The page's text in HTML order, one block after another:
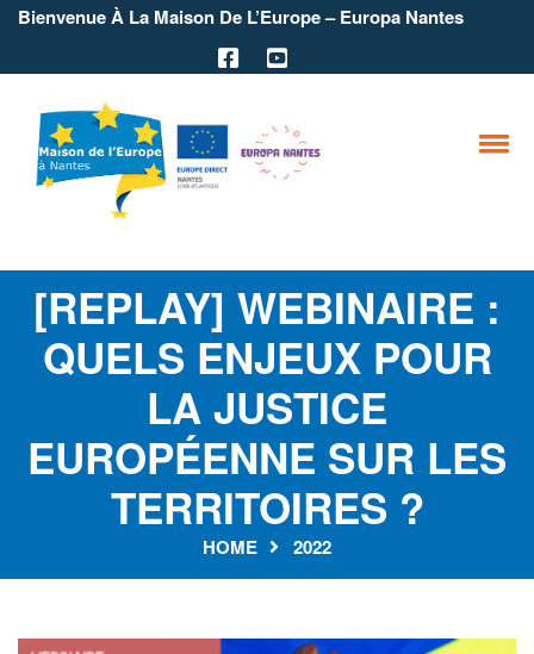
Bienvenue À La Maison De L’Europe – Europa Nantes
[REPLAY] WEBINAIRE :
QUELS ENJEUX POUR
LA JUSTICE
EUROPÉENNE SUR LES
TERRITOIRES ?
HOME 2022